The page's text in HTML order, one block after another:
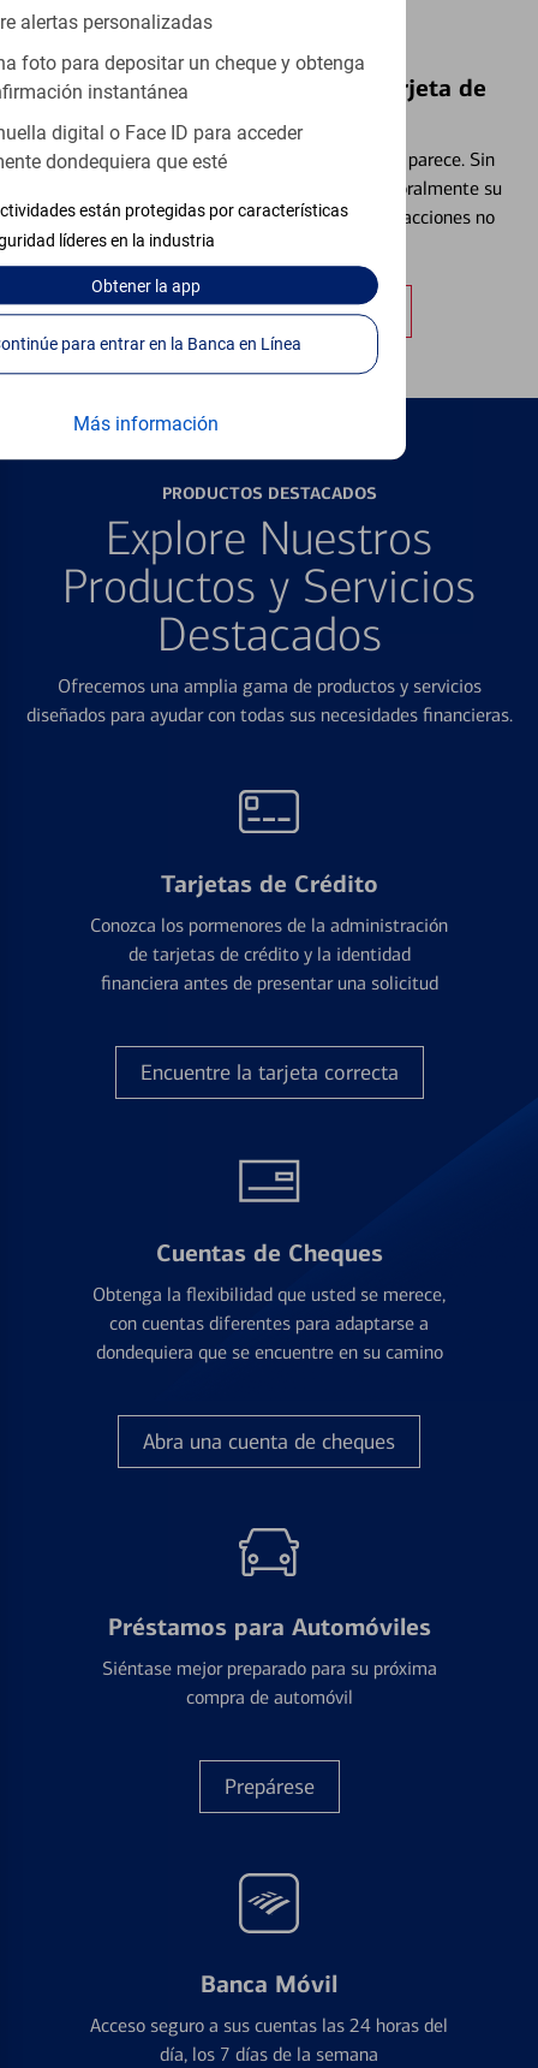
alertas personalizadas
foto para depositar un cheque y obtenga
instantánea
digital o Face ID para acceder
dondequiera que esté
están protegidas por características
líderes en la industria
Obtenerla app
Continúe para entrar en la Banca en Línea
Más información
Bloquear y Desbloquear una Tarjeta de
Débito⁴
Extraviar una tarjeta es más común de lo que parece. Sin
embargo, puede bloquear y desbloquear temporalmente su
tarjeta de débito para ayudar a prevenir transacciones no
Obtener más información
PRODUCTOS DESTACADOS
Explore Nuestros
Productos y Servicios
Destacados
Ofrecemos una amplia gama de productos y servicios
diseñados para ayudar con todas sus necesidades financieras.
Tarjetas de Crédito
Conozca los pormenores de la administración
de tarjetas de crédito y la identidad
financiera antes de presentar una solicitud
Encuentre la tarjeta correcta
Cuentas de Cheques
Obtenga la flexibilidad que usted se merece,
con cuentas diferentes para adaptarse a
dondequiera que se encuentre en su camino
Abra una cuenta de cheques
Préstamos para Automóviles
Siéntase mejor preparado para su próxima
compra de automóvil
Prepárese
Banca Móvil
Acceso seguro a sus cuentas las 24 horas del
día, los 7 días de la semana